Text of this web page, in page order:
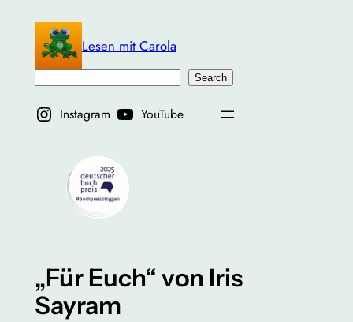
springen
Lesen mit Carola
Search
Instagram YouTube
„Für Euch“ von Iris
Sayram